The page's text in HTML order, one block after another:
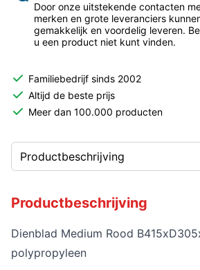
Door onze uitstekende contacten
merken en grote leveranciers
gemakkelijk en voordelig leveren.
u een product niet kunt vinden.
Familiebedrijf sinds 2002
Altijd de beste prijs
Meer dan 100.000 producten
Productbeschrijving
Dienblad Medium Rood
polypropyleen